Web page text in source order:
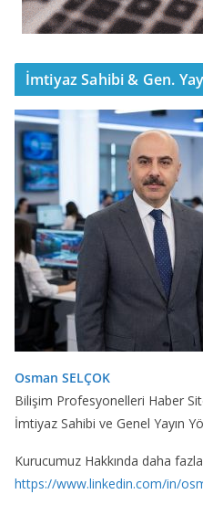
İmtiyaz Sahibi & Gen.
Osman SELÇOK
Bilişim Profesyonelleri Haber
İmtiyaz Sahibi ve Genel Yayın
Kurucumuz Hakkında daha
https://www.linkedin.com/in/